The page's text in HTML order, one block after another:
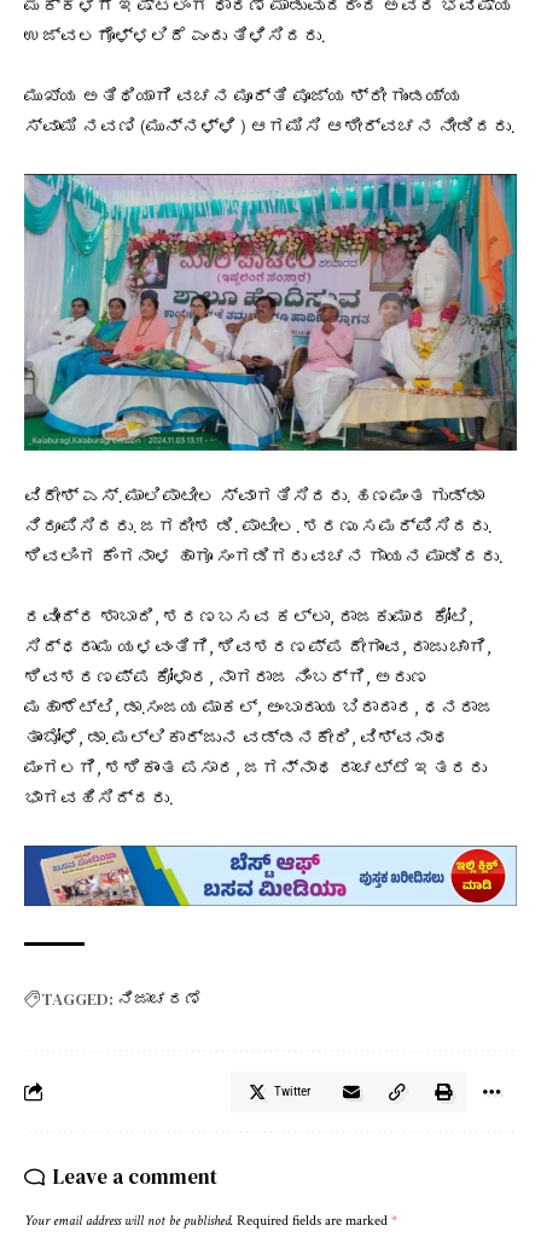
ಮಕ್ಕಳಿಗೆ ಇಷ್ಟಲಿಂಗ ಧಾರಣೆ ಮಾಡುವುದರಿಂದ ಅವರ ಭವಿಷ್ಯ
ಉಜ್ವಲಗೊಳ್ಳಲಿದೆ ಎಂದು ತಿಳಿಸಿದರು.
ಮುಖ್ಯ ಅತಿಥಿಯಾಗಿ ವಚನ ಮೂರ್ತಿ ಪೂಜ್ಯ ಶ್ರೀ ಗುಂಡಯ್ಯ
ಸ್ವಾಮಿ ನವಣಿ (ಮುನ್ನಳ್ಳಿ ) ಆಗಮಿಸಿ ಆಶೀರ್ವಚನ ನೀಡಿದರು.
ವಿರೇಶ್ ಎಸ್. ಮಾಲಿಪಾಟೀಲ ಸ್ವಾಗತಿಸಿದರು. ಹಣಮಂತ ಗುಡ್ಡಾ
ನಿರೂಪಿಸಿದರು. ಜಗದೀಶ ಡಿ. ಪಾಟೀಲ. ಶರಣು ಸಮರ್ಪಿಸಿದರು.
ಶಿವಲಿಂಗ ಕೆಂಗನಾಳ ಹಾಗೂ ಸಂಗಡಿಗರು ವಚನ ಗಾಯನ ಮಾಡಿದರು.
ರವೀಂದ್ರ ಶಾಬಾದಿ, ಶರಣಬಸವ ಕಲ್ಲಾ, ರಾಜಕುಮಾರ ಕೋಟಿ,
ಸಿದ್ಧರಾಮ ಯಳವಂತಿಗಿ, ಶಿವಶರಣಪ್ಪ ದೇಗಾಂವ, ರಾಜು ಚಾಗಿ,
ಶಿವಶರಣಪ್ಪ ಕೋಳಾರ, ನಾಗರಾಜ ನಿಂಬರ್ಗಿ, ಅರುಣ
ಮಹಾಶೆಟ್ಟಿ, ಡಾ.‌ಸಂಜಯ ಮಾಕಲ್, ಅಂಬಾರಾಯ ಬಿರಾದಾರ, ಧನರಾಜ
ತಾಂಬೋಳೆ, ಡಾ. ಮಲ್ಲಿಕಾರ್ಜುನ ವಡ್ಡನಕೇರಿ, ವಿಶ್ವನಾಥ
ಮಂಗಲಗಿ, ಶಶಿಕಾಂತ ಪಸಾರ, ಜಗನ್ನಾಥ ರಾಚಟ್ಟೆ ಇತರರು
ಭಾಗವಹಿಸಿದ್ದರು.
TAGGED: ನಿಜಾಚರಣೆ
Twitter
Leave a comment
Your email address will not be published. Required fields are marked *